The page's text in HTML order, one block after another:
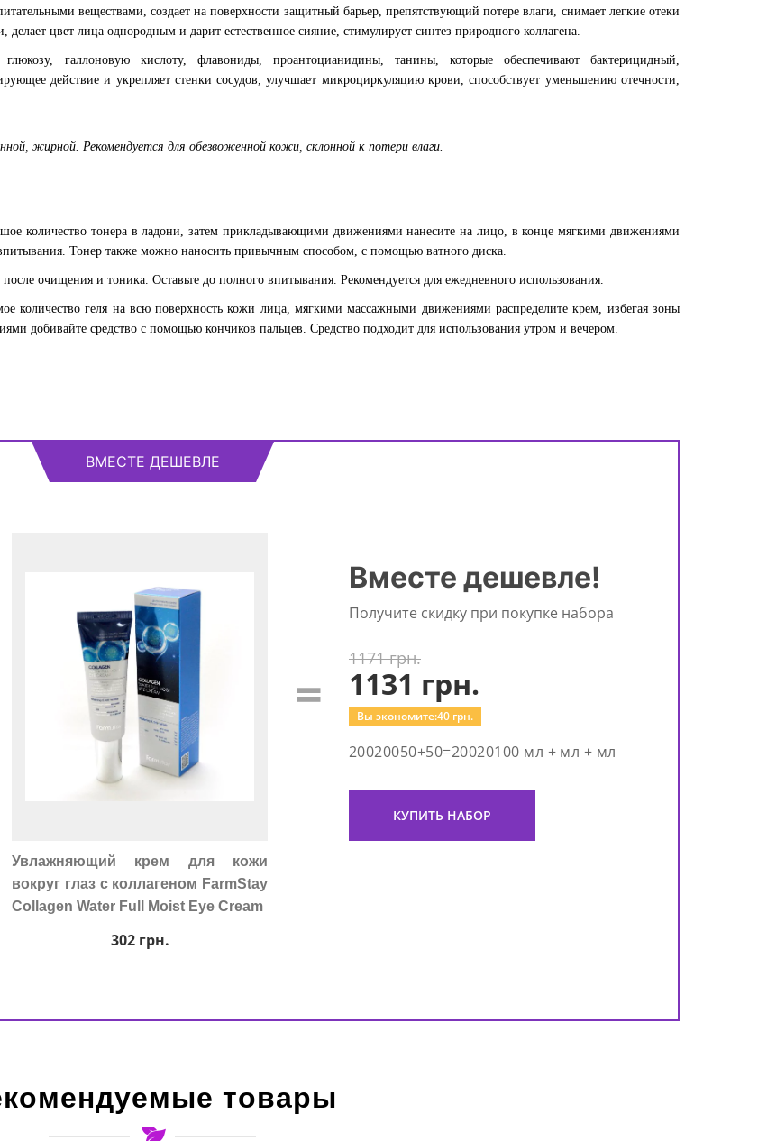
веществами, создает на поверхности защитный барьер, препятствующий потере влаги, снимает легкие отеки
цвет лица однородным и дарит естественное сияние, стимулирует синтез природного коллагена.
галлоновую кислоту, флавониды, проантоцианидины, танины, которые обеспечивают бактерицидный,
действие и укрепляет стенки сосудов, улучшает микроциркуляцию крови, способствует уменьшению отечности,
жирной. Рекомендуется для обезвоженной кожи, склонной к потери влаги.
количество тонера в ладони, затем прикладывающими движениями нанесите на лицо, в конце мягкими движениями
Тонер также можно наносить привычным способом, с помощью ватного диска.
очищения и тоника. Оставьте до полного впитывания. Рекомендуется для ежедневного использования.
количество геля на всю поверхность кожи лица, мягкими массажными движениями распределите крем, избегая зоны
добивайте средство с помощью кончиков пальцев. Средство подходит для использования утром и вечером.
ВМЕСТЕ ДЕШЕВЛЕ
Увлажняющий крем для кожи
вокруг глаз с коллагеном FarmStay
Collagen Water Full Moist Eye Cream
302грн.
=
Вместе дешевле!
Получите скидку при покупке набора
1171 грн.
1131 грн.
Вы экономите:40 грн.
20020050+50=20020100 мл + мл + мл
КУПИТЬ НАБОР
товары